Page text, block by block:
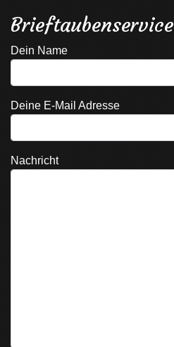
Brieftaubenservice
Dein Name
Deine E-Mail Adresse
Nachricht